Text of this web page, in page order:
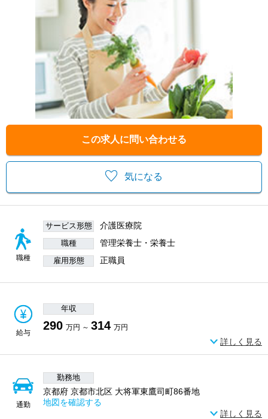
気になる
この求人に問い合わせる
職種
サービス形態 介護医療院
職種 管理栄養士・栄養士
雇用形態 正職員
給与
年収
290 万円 ～ 314 万円
詳しく見る
通勤
勤務地
京都府 京都市北区 大将軍東鷹司町86番地
地図を確認する
詳しく見る